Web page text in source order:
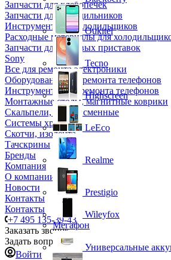
Запчасти для хлебопечек
Запчасти для холодильников
Инструмент для холодильщиков
Расходные материалы для
Запчасти для игровых приставок
Sony
Все для ремонта электроники
Оборудование для ремонта телефонов
Инструменты для ремонта телефонов
Монтажные столы, магнитные коврики
Скальпели, лезвия сменные
Системы хранения
Скотчи, изолента
Тачскрины
Бренды
Компания
О компании
Новости
Контакты
Контакты
+7 495 135-39-43
Заказать звонок
Задать вопрос
Войти
Oukitel
Tecno
Highscreen
LeEco
Realme
Prestigio
Wileyfox
Мегафон
Универсальные